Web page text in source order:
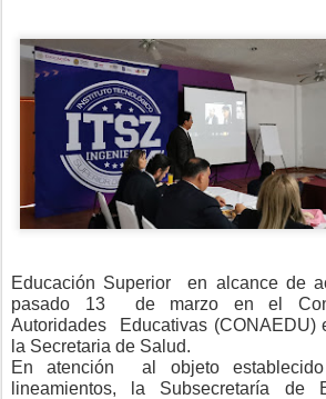
Educación Superior
en alcance de
pasado 13
de marzo en el
Autoridades
Educativas (CONAEDU)
la Secretaria de Salud.
En atención
al objeto
lineamientos, la Subsecretaría de